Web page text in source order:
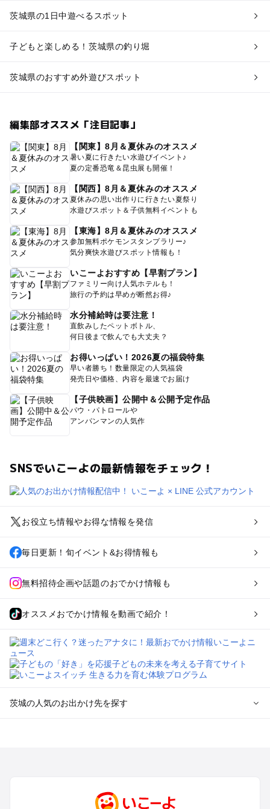
茨城県の1日中遊べるスポット
子どもと楽しめる！茨城県の釣り堀
茨城県のおすすめ外遊びスポット
編集部オススメ「注目記事」
【関東】8月＆夏休みのオススメ
暑い夏に行きたい水遊びイベント♪
夏の定番恐竜＆昆虫展も開催！
【関西】8月＆夏休みのオススメ
夏休みの思い出作りに行きたい夏祭り
水遊びスポット＆子供無料イベントも
【東海】8月＆夏休みのオススメ
参加無料ポケモンスタンプラリー♪
気分爽快水遊びスポット情報も！
いこーよおすすめ【早割プラン】
ファミリー向け人気ホテルも！
旅行の予約は早めが断然お得♪
水分補給時は要注意！
直飲みしたペットボトル、
何日後まで飲んでも大丈夫？
お得いっぱい！2026夏の福袋特集
早い者勝ち！数量限定の人気福袋
発売日や価格、内容を最速でお届け
【子供映画】公開中＆公開予定作品
パウ・パトロールや
アンパンマンの人気作
SNSでいこーよの最新情報をチェック！
お役立ち情報やお得な情報を発信
毎日更新！旬イベント&お得情報も
無料招待企画や話題のおでかけ情報も
オススメおでかけ情報を動画で紹介！
茨城の人気のお出かけ先を探す
久喜・行田・加須・羽生のプールお出かけ